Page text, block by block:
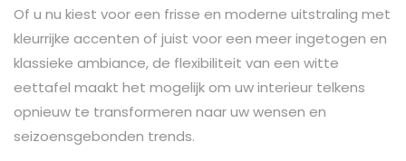
Of u nu kiest voor een frisse en moderne uitstraling met
kleurrijke accenten of juist voor een meer ingetogen en
klassieke ambiance, de flexibiliteit van een witte
eettafel maakt het mogelijk om uw interieur telkens
opnieuw te transformeren naar uw wensen en
seizoensgebonden trends.